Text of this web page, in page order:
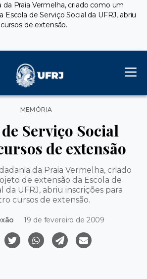
da Praia Vermelha, criado como um
de Serviço Social da UFRJ, abriu
de extensão.
Categorias
MEMÓRIA
Serviço Social
de extensão
da Praia Vermelha, criado
de extensão da Escola de
da UFRJ, abriu inscrições para
cursos de extensão.
19 de fevereiro de 2009